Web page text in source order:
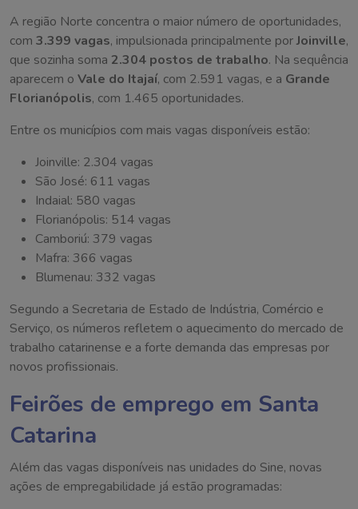
A região Norte concentra o maior número de oportunidades,
com 3.399 vagas, impulsionada principalmente porJoinville,
que sozinha soma 2.304 postos de trabalho. Na sequência
aparecem o Vale do Itajaí, com 2.591 vagas, e a Grande
Florianópolis, com 1.465 oportunidades.
Entre os municípios com mais vagas disponíveis estão:
Joinville: 2.304 vagas
São José: 611 vagas
Indaial: 580 vagas
Florianópolis: 514 vagas
Camboriú: 379 vagas
Mafra: 366 vagas
Blumenau: 332 vagas
Segundo a Secretaria de Estado de Indústria, Comércio e
Serviço, os números refletem o aquecimento do mercado de
trabalho catarinense e a forte demanda das empresas por
novos profissionais.
Feirões de emprego em Santa
Catarina
Além das vagas disponíveis nas unidades do Sine, novas
ações de empregabilidade já estão programadas: